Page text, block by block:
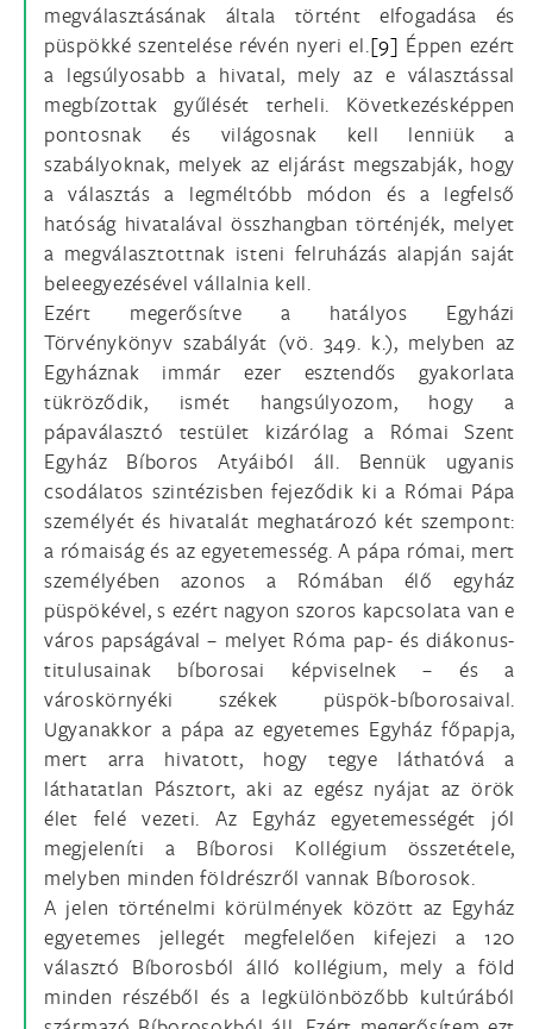
megválasztásának általa történt elfogadása és
püspökké szentelése révén nyeri el.[9] Éppen ezért
a legsúlyosabb a hivatal, mely az e választással
megbízottak gyűlését terheli. Következésképpen
pontosnak és világosnak kell lenniük a
szabályoknak, melyek az eljárást megszabják, hogy
a választás a legméltóbb módon és a legfelső
hatóság hivatalával összhangban történjék, melyet
a megválasztottnak isteni felruházás alapján saját
beleegyezésével vállalnia kell.
Ezért megerősítve a hatályos Egyházi
Törvénykönyv szabályát (vö. 349. k.), melyben az
Egyháznak immár ezer esztendős gyakorlata
tükröződik, ismét hangsúlyozom, hogy a
pápaválasztó testület kizárólag a Római Szent
Egyház Bíboros Atyáiból áll. Bennük ugyanis
csodálatos szintézisben fejeződik ki a Római Pápa
személyét és hivatalát meghatározó két szempont:
a rómaiság és az egyetemesség. A pápa római, mert
személyében azonos a Rómában élő egyház
püspökével, s ezért nagyon szoros kapcsolata van e
város papságával – melyet Róma pap- és diákonus-
titulusainak bíborosai képviselnek – és a
városkörnyéki székek püspök-bíborosaival.
Ugyanakkor a pápa az egyetemes Egyház főpapja,
mert arra hivatott, hogy tegye láthatóvá a
láthatatlan Pásztort, aki az egész nyájat az örök
élet felé vezeti. Az Egyház egyetemességét jól
megjeleníti a Bíborosi Kollégium összetétele,
melyben minden földrészről vannak Bíborosok.
A jelen történelmi körülmények között az Egyház
egyetemes jellegét megfelelően kifejezi a 120
választó Bíborosból álló kollégium, mely a föld
minden részéből és a legkülönbözőbb kultúrából